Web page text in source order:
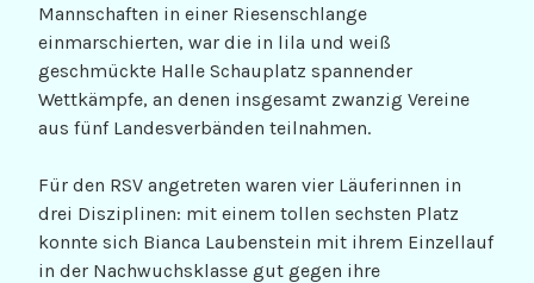
Mannschaften in einer Riesenschlange
einmarschierten, war die in lila und weiß
geschmückte Halle Schauplatz spannender
Wettkämpfe, an denen insgesamt zwanzig Vereine
aus fünf Landesverbänden teilnahmen.
Für den RSV angetreten waren vier Läuferinnen in
drei Disziplinen: mit einem tollen sechsten Platz
konnte sich Bianca Laubenstein mit ihrem Einzellauf
in der Nachwuchsklasse gut gegen ihre